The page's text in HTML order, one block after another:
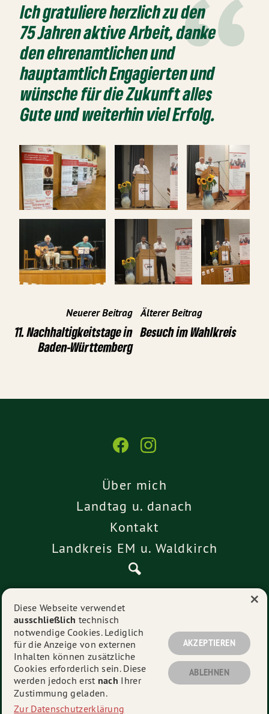
Ich gratuliere herzlich zu den
75 Jahren aktive Arbeit, danke
den ehrenamtlichen und
hauptamtlich Engagierten und
wünsche für die Zukunft alles
Gute und weiterhin viel Erfolg.
Neuerer Beitrag
11. Nachhaltigkeitstage in
Baden-Württemberg
Älterer Beitrag
Besuch im Wahlkreis
Über mich
Landtag u. danach
Kontakt
Landkreis EM u. Waldkirch
Impressum
Datenschutz
© 2026 Alexander Schoch - Alle Rechte vorbehalten.
Diese Webseite verwendet
ausschließlich technisch
notwendige Cookies. Lediglich
für die Anzeige von externen
Inhalten können zusätzliche
Cookies erforderlich sein. Diese
werden jedoch erst nach Ihrer
Zustimmung geladen.
Zur Datenschutzerklärung
AKZEPTIEREN
ABLEHNEN
×